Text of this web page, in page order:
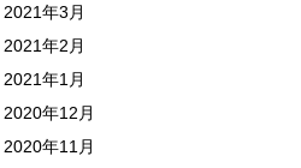
2021年3月
2021年2月
2021年1月
2020年12月
2020年11月